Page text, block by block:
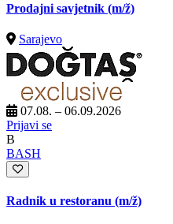
Prodajni savjetnik (m/ž)
Sarajevo
07.08. – 06.09.2026
Prijavi se
B
BASH
Radnik u restoranu (m/ž)